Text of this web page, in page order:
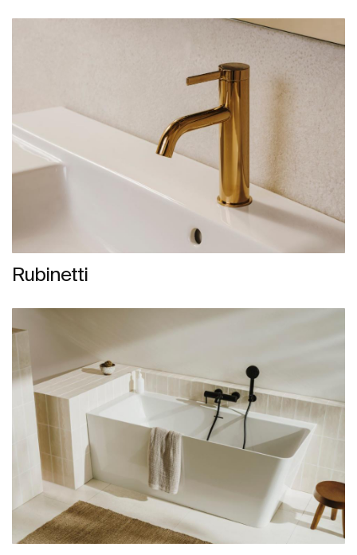
Rubinetti